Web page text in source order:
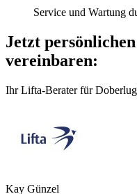
Service und Wartung
Jetzt
vereinbaren:
Ihr Lifta-Berater für
Kay Günzel